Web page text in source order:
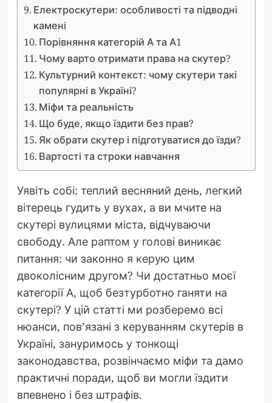
Електроскутери: особливості та підводні
камені
Порівняння категорій А та А1
Чому варто отримати права на скутер?
Культурний контекст: чому скутери такі
популярні в Україні?
Міфи та реальність
Що буде, якщо їздити без прав?
Як обрати скутер і підготуватися до їзди?
Вартості та строки навчання
Уявіть собі: теплий весняний день, легкий
вітерець гудить у вухах, а ви мчите на
скутері вулицями міста, відчуваючи
свободу. Але раптом у голові виникає
питання: чи законно я керую цим
двоколісним другом? Чи достатньо моєї
категорії А, щоб безтурботно ганяти на
скутері? У цій статті ми розберемо всі
нюанси, пов’язані з керуванням скутерів в
Україні, зануримось у тонкощі
законодавства, розвінчаємо міфи та дамо
практичні поради, щоб ви могли їздити
впевнено і без штрафів.